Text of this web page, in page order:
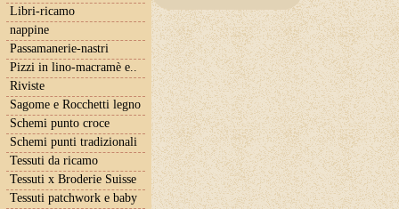
Libri-ricamo
nappine
Passamanerie-nastri
Pizzi in lino-macramè e..
Riviste
Sagome e Rocchetti legno
Schemi punto croce
Schemi punti tradizionali
Tessuti da ricamo
Tessuti x Broderie Suisse
Tessuti patchwork e baby